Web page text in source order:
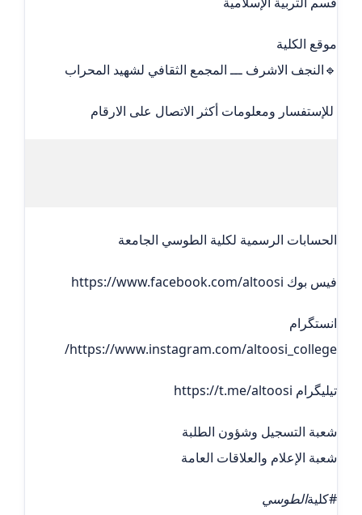
موقع الكلية
🔹النجف الاشرف ـــ المجمع الثقافي لشهيد المحراب
الحسابات الرسمية لكلية الطوسي الجامعة
فيس بوك https://www.facebook.com/altoosi
انستگرام
https://www.instagram.com/altoosi_college/
تيليگرام https://t.me/altoosi
شعبة التسجيل وشؤون الطلبة
شعبة الإعلام والعلاقات العامة
#كليةالطوسي